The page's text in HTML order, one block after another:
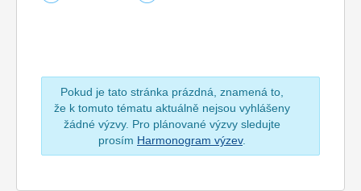
Pokud je tato stránka prázdná, znamená to,
že k tomuto tématu aktuálně nejsou vyhlášeny
žádné výzvy. Pro plánované výzvy sledujte
prosím Harmonogram výzev.